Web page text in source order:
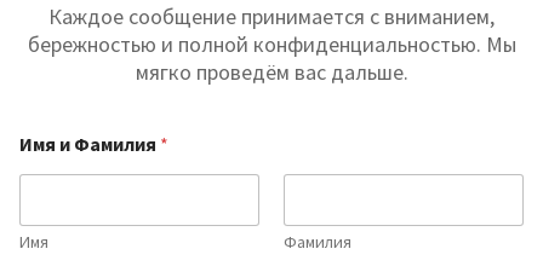
Каждое сообщение принимается с вниманием,
бережностью и полной конфиденциальностью. Мы
мягко проведём вас дальше.
m
a
И
Имя и Фамилия *
Имя Фамилия